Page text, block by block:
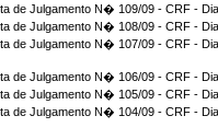
de Julgamento N� 109/09 - CRF -
de Julgamento N� 108/09 - CRF -
de Julgamento N� 107/09 - CRF -
de Julgamento N� 106/09 - CRF -
de Julgamento N� 105/09 - CRF -
de Julgamento N� 104/09 - CRF -